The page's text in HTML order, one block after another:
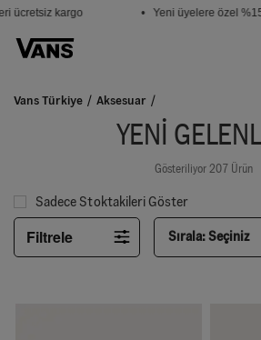
kargo • Yeni üyelere özel %15
Vans Türkiye Aksesuar
YENI
Gösteriliyor 207 Ürün
Sadece Stoktakileri Göster
Filtrele Sırala:Seçiniz